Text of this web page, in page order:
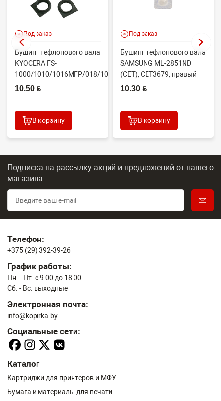
Под заказ
Бушинг тефлонового вала
KYOCERA FS-
1000/1010/1016MFP/018/1020/1030D
(CET), CET4313B, ...
10.50 BYN
В корзину
Под заказ
Бушинг тефлонового вала
SAMSUNG ML-2851ND
(CET), CET3679, правый
JC61-02335A
10.30 BYN
В корзину
Подписка на рассылку акций и предложений от нашего
магазина
Телефон:
+375 (29) 392-39-26
График работы:
Пн. - Пт. с 9:00 до 18:00
Сб. - Вс. выходные
Электронная почта:
info@kopirka.by
Социальные сети:
Каталог
Картриджи для принтеров и МФУ
Бумага и материалы для печати